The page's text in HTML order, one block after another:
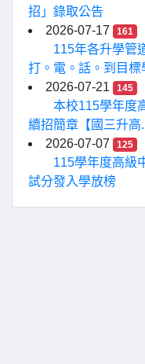
招」錄取公告
2026-07-17
161
115年各升學管
打。電。話。到目標
2026-07-21
145
本校115學年度
續招簡章【國三升高
2026-07-07
125
115學年度高級
試分發入學放榜